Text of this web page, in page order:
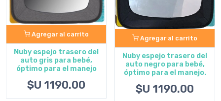
Agregar al carrito
Nuby espejo trasero del
auto gris para bebé,
óptimo para el manejo
$U 1190.00
Agregar al carrito
Nuby espejo trasero del
auto negro para bebé,
óptimo para el manejo.
$U 1190.00